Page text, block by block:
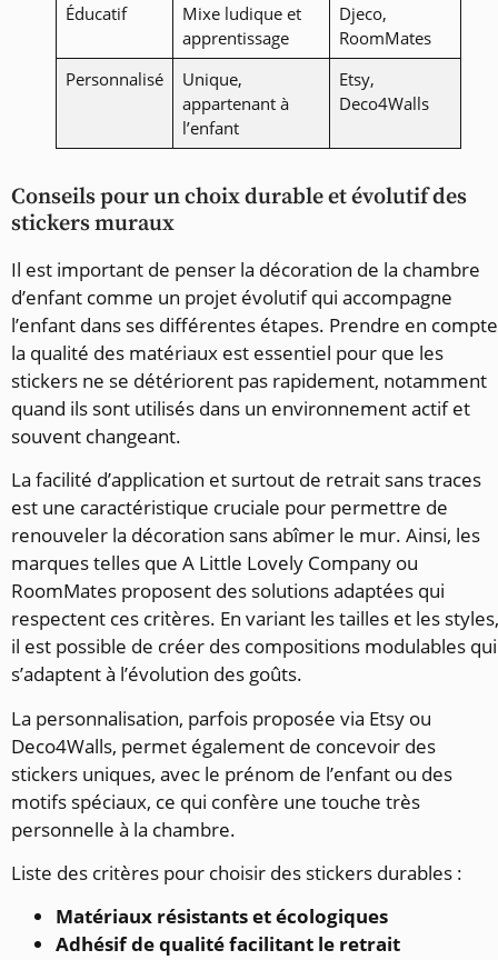
Éducatif
Mixe ludique et
apprentissage
Djeco,
RoomMates
Personnalisé
Unique,
appartenant à
l’enfant
Etsy,
Deco4Walls
Conseils pour un choix durable et évolutif des
stickers muraux
Il est important de penser la décoration de la chambre
d’enfant comme un projet évolutif qui accompagne
l’enfant dans ses différentes étapes. Prendre en compte
la qualité des matériaux est essentiel pour que les
stickers ne se détériorent pas rapidement, notamment
quand ils sont utilisés dans un environnement actif et
souvent changeant.
La facilité d’application et surtout de retrait sans traces
est une caractéristique cruciale pour permettre de
renouveler la décoration sans abîmer le mur. Ainsi, les
marques telles que A Little Lovely Company ou
RoomMates proposent des solutions adaptées qui
respectent ces critères. En variant les tailles et les styles,
il est possible de créer des compositions modulables qui
s’adaptent à l’évolution des goûts.
La personnalisation, parfois proposée via Etsy ou
Deco4Walls, permet également de concevoir des
stickers uniques, avec le prénom de l’enfant ou des
motifs spéciaux, ce qui confère une touche très
personnelle à la chambre.
Liste des critères pour choisir des stickers durables :
Matériaux résistants et écologiques
Adhésif de qualité facilitant le retrait